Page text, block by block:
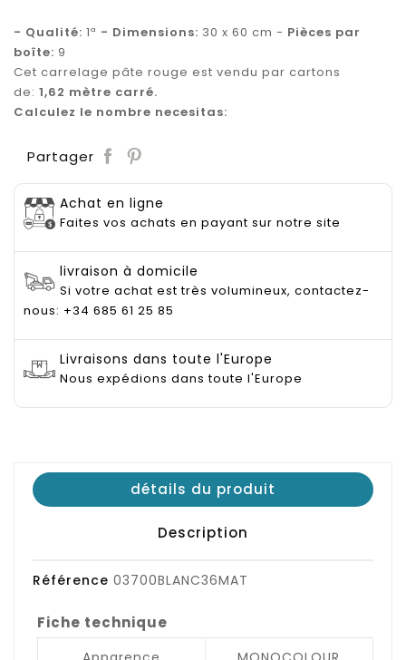
- Qualité: 1ª - Dimensions: 30 x 60 cm - Pièces par
boîte: 9
Cet carrelage pâte rouge est vendu par cartons
de: 1,62 mètre carré.
Calculez le nombre necesitas:
Partager
Achat en ligne
Faites vos achats en payant sur notre site
livraison à domicile
Si votre achat est très volumineux, contactez-
nous: +34 685 61 25 85
Livraisons dans toute l'Europe
Nous expédions dans toute l'Europe
détails du produit
Description
Référence 03700BLANC36MAT
Fiche technique